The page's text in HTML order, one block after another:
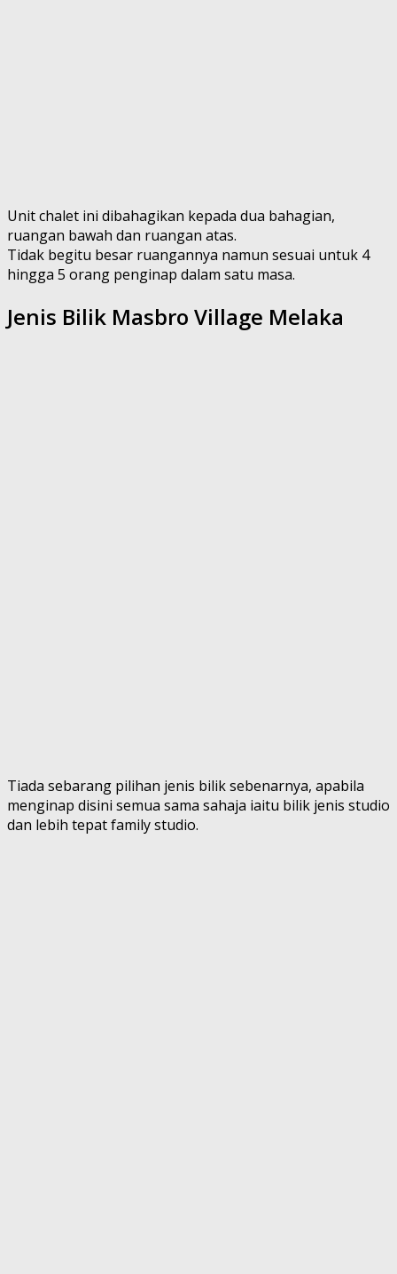
Unit chalet ini dibahagikan kepada dua bahagian,
ruangan bawah dan ruangan atas.
Tidak begitu besar ruangannya namun sesuai untuk 4
hingga 5 orang penginap dalam satu masa.
Jenis Bilik Masbro Village Melaka
Tiada sebarang pilihan jenis bilik sebenarnya, apabila
menginap disini semua sama sahaja iaitu bilik jenis studio
dan lebih tepat family studio.